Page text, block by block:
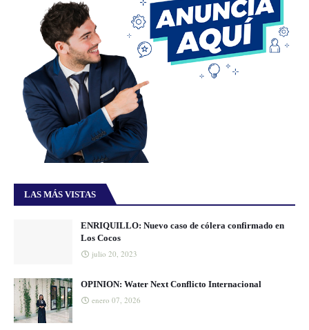
LAS MÁS VISTAS
ENRIQUILLO: Nuevo caso de cólera confirmado en
Los Cocos
julio 20, 2023
OPINION: Water Next Conflicto Internacional
enero 07, 2026